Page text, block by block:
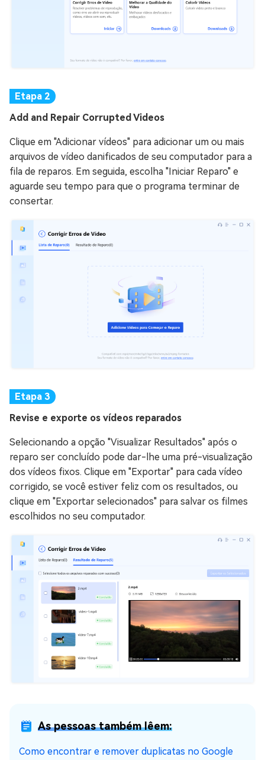
Add and Repair Corrupted Videos
Clique em "Adicionar vídeos" para adicionar um ou mais
arquivos de vídeo danificados de seu computador para a
fila de reparos. Em seguida, escolha "Iniciar Reparo" e
aguarde seu tempo para que o programa terminar de
consertar.
Revise e exporte os vídeos reparados
Selecionando a opção "Visualizar Resultados" após o
reparo ser concluído pode dar-lhe uma pré-visualização
dos vídeos fixos. Clique em "Exportar" para cada vídeo
corrigido, se você estiver feliz com os resultados, ou
clique em "Exportar selecionados" para salvar os filmes
escolhidos no seu computador.
As pessoas também lêem:
Como encontrar e remover duplicatas no Google